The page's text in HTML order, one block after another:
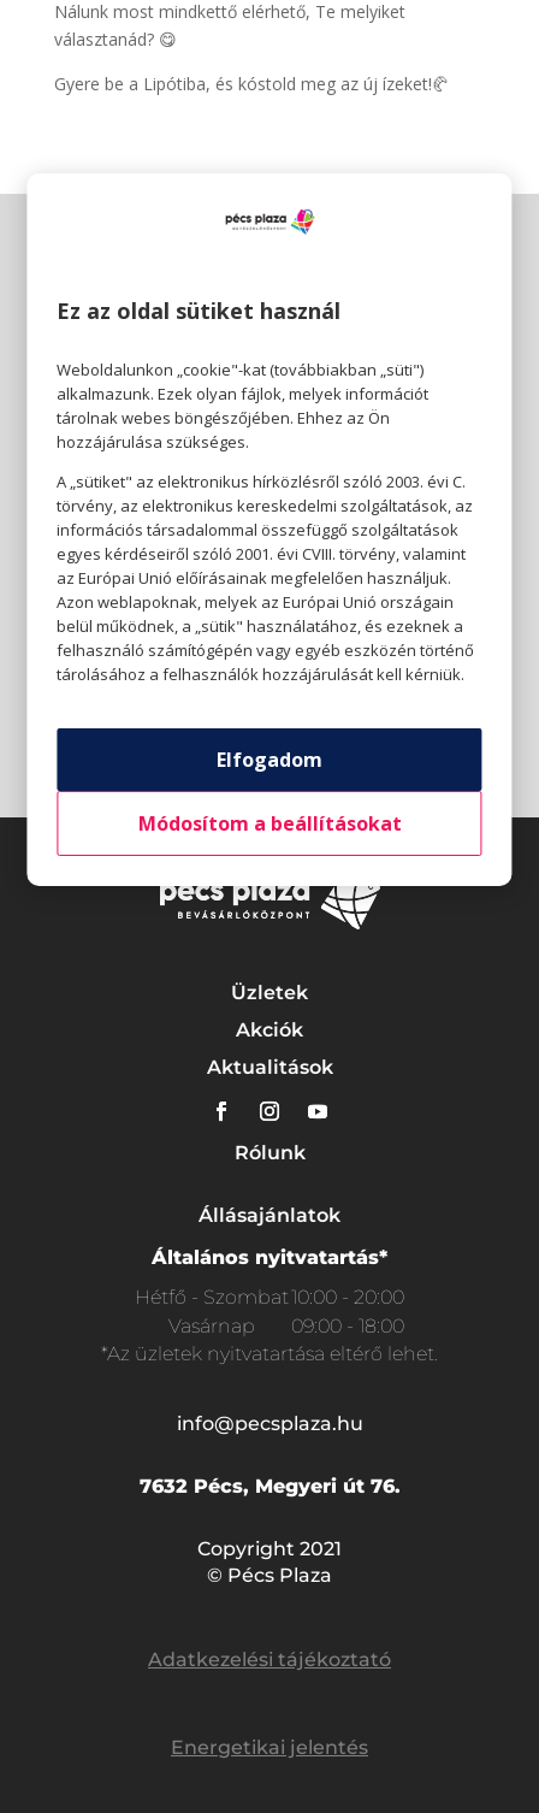
Nálunk most mindkettő elérhető, Te melyiket
választanád? 😋
Gyere be a Lipótiba, és kóstold meg az új ízeket!🥐
Üzletek
Akciók
Aktualitások
Rólunk
Állásajánlatok
Általános nyitvatartás*
Hétfő - Szombat10:00 - 20:00
Vasárnap
09:00 - 18:00
*Az üzletek nyitvatartása eltérő lehet.
info@pecsplaza.hu
7632 Pécs, Megyeri út 76.
Copyright 2021
© Pécs Plaza
Adatkezelési tájékoztató
Energetikai jelentés
Ez az oldal sütiket használ
Weboldalunkon „cookie"-kat (továbbiakban „süti")
alkalmazunk. Ezek olyan fájlok, melyek információt
tárolnak webes böngészőjében. Ehhez az Ön
hozzájárulása szükséges.
A „sütiket" az elektronikus hírközlésről szóló 2003. évi C.
törvény, az elektronikus kereskedelmi szolgáltatások, az
információs társadalommal összefüggő szolgáltatások
egyes kérdéseiről szóló 2001. évi CVIII. törvény, valamint
az Európai Unió előírásainak megfelelően használjuk.
Azon weblapoknak, melyek az Európai Unió országain
belül működnek, a „sütik" használatához, és ezeknek a
felhasználó számítógépén vagy egyéb eszközén történő
tárolásához a felhasználók hozzájárulását kell kérniük.
Elfogadom
Módosítom a beállításokat